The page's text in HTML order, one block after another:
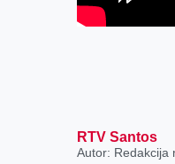
RTV Santos
Autor: Redakcija